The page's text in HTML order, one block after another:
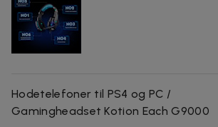
Hodetelefoner til PS4 og PC /
Gamingheadset Kotion Each G9000